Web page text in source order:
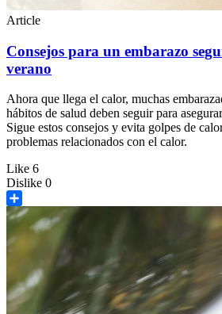
Article
Consejos para un embarazo
verano
Ahora que llega el calor, muchas
hábitos de salud deben seguir para
Sigue estos consejos y evita golpes de
problemas relacionados con el calor.
Like 6
Dislike 0
Share